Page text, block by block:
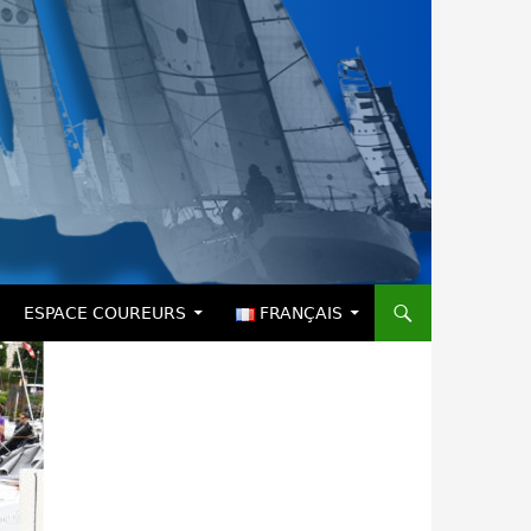
ESPACE COUREURS FRANÇAIS